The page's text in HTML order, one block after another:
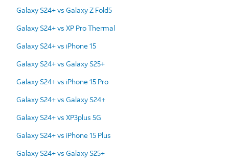
Galaxy S24+ vs Galaxy Z Fold5
Galaxy S24+ vs XP Pro Thermal
Galaxy S24+ vs iPhone 15
Galaxy S24+ vs Galaxy S25+
Galaxy S24+ vs iPhone 15 Pro
Galaxy S24+ vs Galaxy S24+
Galaxy S24+ vs XP3plus 5G
Galaxy S24+ vs iPhone 15 Plus
Galaxy S24+ vs Galaxy S25+